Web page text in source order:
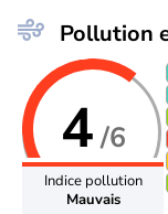
Pollution
4/6
Indice pollution
Mauvais